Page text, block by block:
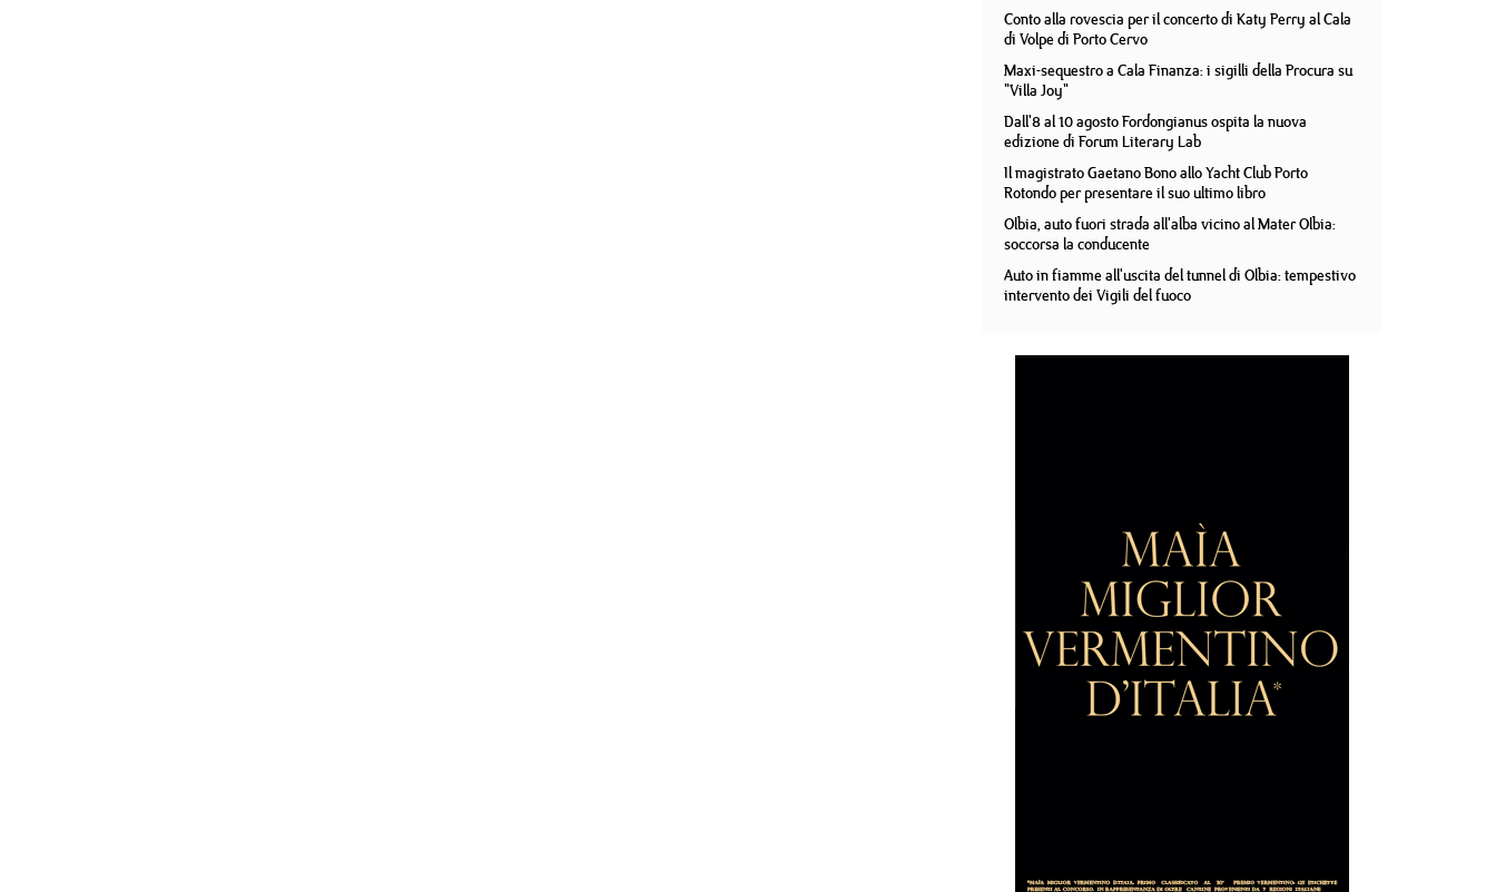
Conto alla rovescia per il concerto di Katy Perry al Cala
di Volpe di Porto Cervo
Maxi-sequestro a Cala Finanza: i sigilli della Procura su
"Villa Joy"
Dall'8 al 10 agosto Fordongianus ospita la nuova
edizione di Forum Literary Lab
Il magistrato Gaetano Bono allo Yacht Club Porto
Rotondo per presentare il suo ultimo libro
Olbia, auto fuori strada all'alba vicino al Mater Olbia:
soccorsa la conducente
Auto in fiamme all'uscita del tunnel di Olbia: tempestivo
intervento dei Vigili del fuoco